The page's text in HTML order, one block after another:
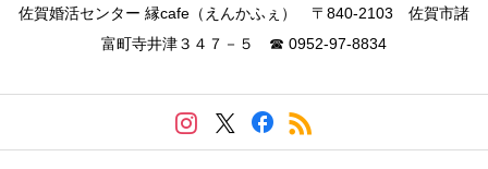
佐賀婚活センター 縁cafe（えんかふぇ） 〒840-2103 佐賀市諸
富町寺井津３４７－５ ☎ 0952-97-8834